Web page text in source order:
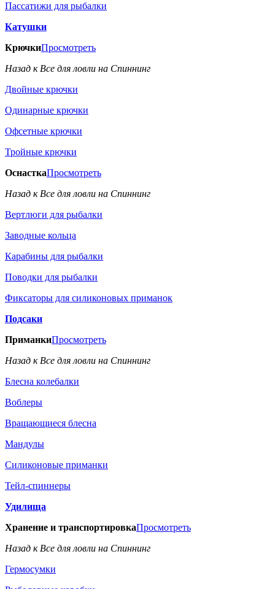
Пассатижи для рыбалки
Катушки
КрючкиПросмотреть
Назад к Все для ловли на Спиннинг
Двойные крючки
Одинарные крючки
Офсетные крючки
Тройные крючки
ОснасткаПросмотреть
Назад к Все для ловли на Спиннинг
Вертлюги для рыбалки
Заводные кольца
Карабины для рыбалки
Поводки для рыбалки
Фиксаторы для силиконовых приманок
Подсаки
ПриманкиПросмотреть
Назад к Все для ловли на Спиннинг
Блесна колебалки
Воблеры
Вращающиеся блесна
Мандулы
Силиконовые приманки
Тейл-спиннеры
Удилища
Хранение и транспортировкаПросмотреть
Назад к Все для ловли на Спиннинг
Гермосумки